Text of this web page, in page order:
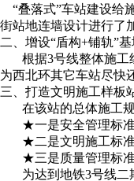
“叠落式”车站建设给
街站地连墙设计进行了
二、增设“盾构+铺轨”
根据3号线整体施工组
为西北环其它车站尽快
三、打造文明施工样板
在该站的总体施工规
★一是安全管理标准
★二是文明施工标准
★三是质量管理标准化
为达到地铁3号线二期